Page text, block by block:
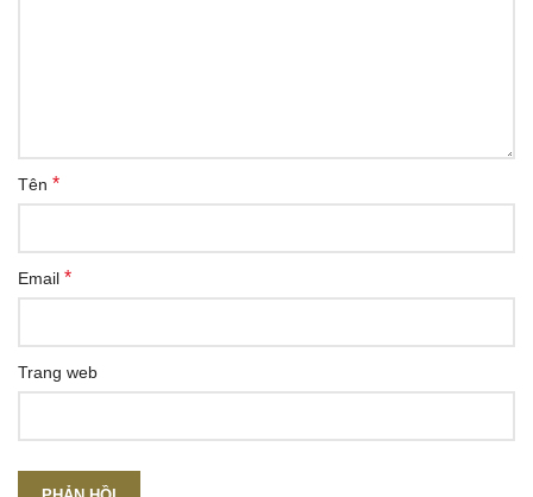
Tên *
Email *
Trang web